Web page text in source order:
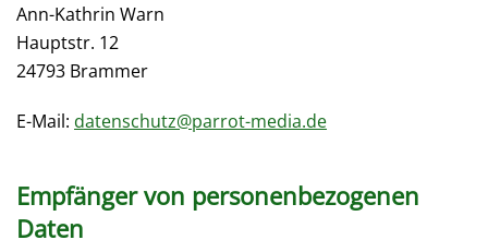
Ann-Kathrin Warn
Hauptstr. 12
24793 Brammer
E-Mail: datenschutz@parrot-media.de
Empfänger von personenbezogenen
Daten